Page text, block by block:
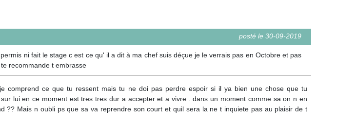
posté le 30-09-2019
ni fait le stage c est ce qu' il a dit à ma chef suis déçue je le verrais pas en Octobre et pas
recommande t embrasse
comprend ce que tu ressent mais tu ne doi pas perdre espoir si il ya bien une chose que tu
lui en ce moment est tres tres dur a accepter et a vivre . dans un moment comme sa on n en
?? Mais n oubli ps que sa va reprendre son court et quil sera la ne t inquiete pas au plaisir de t